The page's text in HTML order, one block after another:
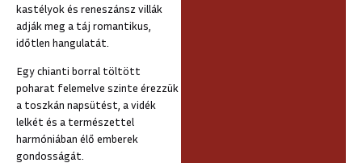
kastélyok és reneszánsz villák
adják meg a táj romantikus,
időtlen hangulatát.
Egy chianti borral töltött
poharat felemelve szinte érezzük
a toszkán napsütést, a vidék
lelkét és a természettel
harmóniában élő emberek
gondosságát.